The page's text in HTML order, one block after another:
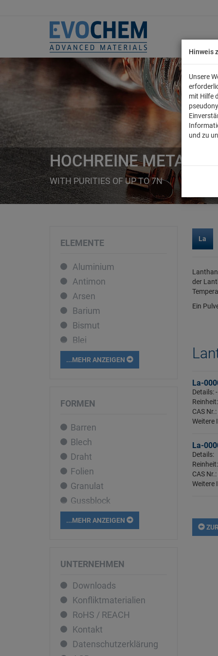
HOCHREINE METALLE
WITH PURITIES OF UP TO 7N
ELEMENTE
Aluminium
Antimon
Arsen
Barium
Bismut
Blei
Cadmium
Calcium
Chrom
Cobalt
Dysprosium
Eisen
Erbium
Europium
Gadolinium
Gallium
Gold
Holmium
Indium
Iridium
Kalium
Kupfer
...MEHR ANZEIGEN
FORMEN
Barren
Blech
Draht
Folien
Granulat
Gussblock
Pellets
Rohr
Stab
Stücke
...MEHR ANZEIGEN
UNTERNEHMEN
Downloads
Konfliktmaterialien
RoHS / REACH
Kontakt
Datenschutzerklärung
La
der
Ein
La-
Details:
CAS
Weitere
La-
Details:
CAS
Weitere
Hinweis
Unsere
mit Hilfe
und zu